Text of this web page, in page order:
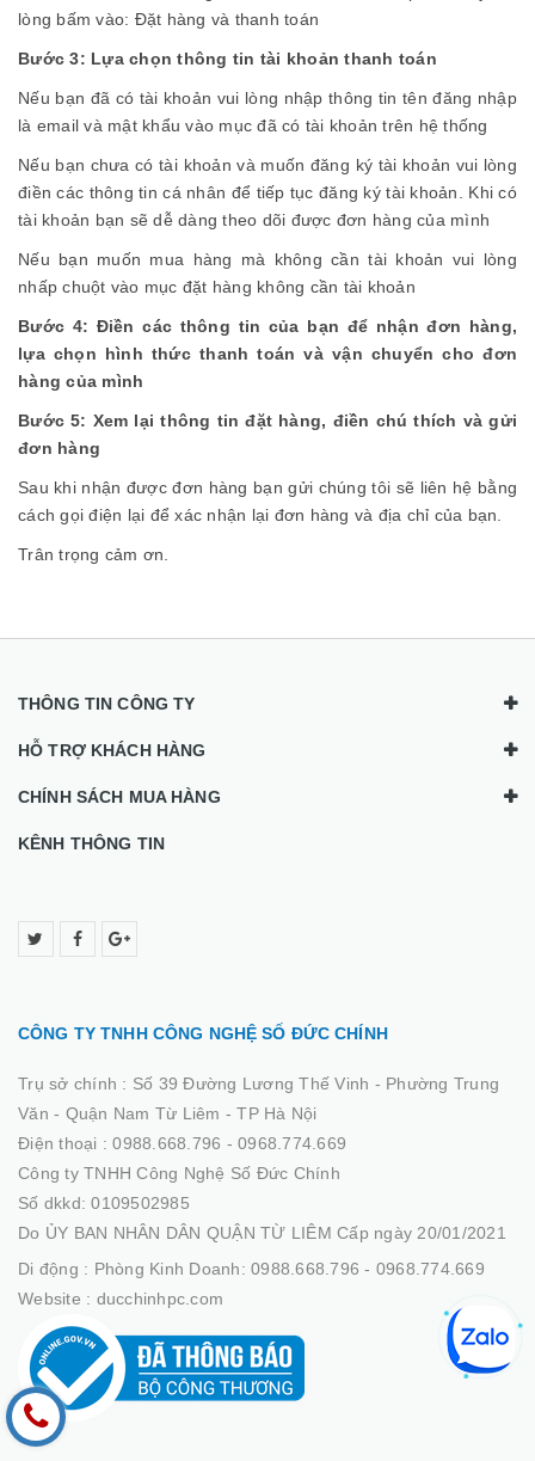
lòng bấm vào: Đặt hàng và thanh toán
Bước 3: Lựa chọn thông tin tài khoản thanh toán
Nếu bạn đã có tài khoản vui lòng nhập thông tin tên đăng nhập
là email và mật khẩu vào mục đã có tài khoản trên hệ thống
Nếu bạn chưa có tài khoản và muốn đăng ký tài khoản vui lòng
điền các thông tin cá nhân để tiếp tục đăng ký tài khoản. Khi có
tài khoản bạn sẽ dễ dàng theo dõi được đơn hàng của mình
Nếu bạn muốn mua hàng mà không cần tài khoản vui lòng
nhấp chuột vào mục đặt hàng không cần tài khoản
Bước 4: Điền các thông tin của bạn để nhận đơn hàng,
lựa chọn hình thức thanh toán và vận chuyển cho đơn
hàng của mình
Bước 5: Xem lại thông tin đặt hàng, điền chú thích và gửi
đơn hàng
Sau khi nhận được đơn hàng bạn gửi chúng tôi sẽ liên hệ bằng
cách gọi điện lại để xác nhận lại đơn hàng và địa chỉ của bạn.
Trân trọng cảm ơn.
THÔNG TIN CÔNG TY
HỖ TRỢ KHÁCH HÀNG
CHÍNH SÁCH MUA HÀNG
KÊNH THÔNG TIN
CÔNG TY TNHH CÔNG NGHỆ SỐ ĐỨC CHÍNH
Trụ sở chính : Số 39 Đường Lương Thế Vinh - Phường Trung
Văn - Quận Nam Từ Liêm - TP Hà Nội
Điện thoại :0988.668.796 - 0968.774.669
Công ty TNHH Công Nghệ Số Đức Chính
Số dkkd: 0109502985
Do ỦY BAN NHÂN DÂN QUẬN TỪ LIÊM Cấp ngày 20/01/2021
Di động : Phòng Kinh Doanh: 0988.668.796 - 0968.774.669
Website : ducchinhpc.com